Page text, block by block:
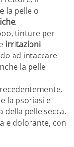
la pelle o
.
tinture per
irritazioni
ad intaccare
la pelle
la psoriasi e
della pelle secca.
e dolorante, con